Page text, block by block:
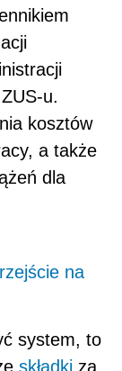
u.
kosztów
a także
dla
na
system, to
składki za